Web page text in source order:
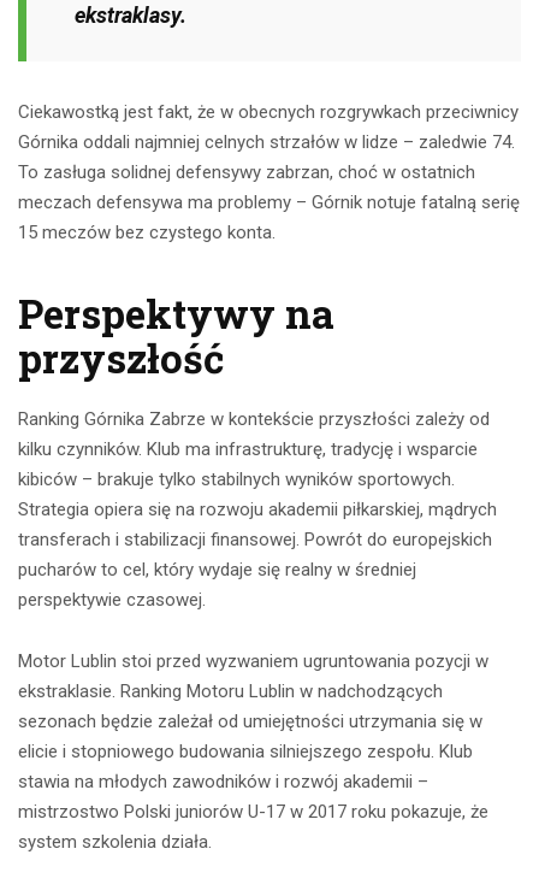
ekstraklasy.
Ciekawostką jest fakt, że w obecnych rozgrywkach przeciwnicy
Górnika oddali najmniej celnych strzałów w lidze – zaledwie 74.
To zasługa solidnej defensywy zabrzan, choć w ostatnich
meczach defensywa ma problemy – Górnik notuje fatalną serię
15 meczów bez czystego konta.
Perspektywy na
przyszłość
Ranking Górnika Zabrze w kontekście przyszłości zależy od
kilku czynników. Klub ma infrastrukturę, tradycję i wsparcie
kibiców – brakuje tylko stabilnych wyników sportowych.
Strategia opiera się na rozwoju akademii piłkarskiej, mądrych
transferach i stabilizacji finansowej. Powrót do europejskich
pucharów to cel, który wydaje się realny w średniej
perspektywie czasowej.
Motor Lublin stoi przed wyzwaniem ugruntowania pozycji w
ekstraklasie. Ranking Motoru Lublin w nadchodzących
sezonach będzie zależał od umiejętności utrzymania się w
elicie i stopniowego budowania silniejszego zespołu. Klub
stawia na młodych zawodników i rozwój akademii –
mistrzostwo Polski juniorów U-17 w 2017 roku pokazuje, że
system szkolenia działa.